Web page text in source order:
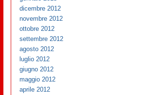
dicembre 2012
novembre 2012
ottobre 2012
settembre 2012
agosto 2012
luglio 2012
giugno 2012
maggio 2012
aprile 2012